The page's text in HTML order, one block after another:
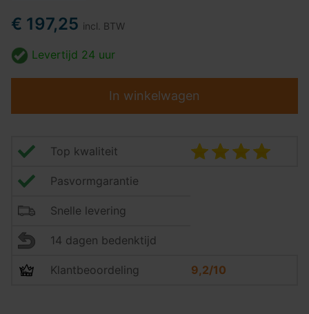
€ 197,25 incl. BTW
Levertijd 24 uur
In winkelwagen
Top kwaliteit
Pasvormgarantie
Snelle levering
14 dagen bedenktijd
Klantbeoordeling 9,2/10